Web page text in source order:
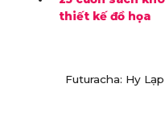
thiết kế đồ họa
Futuracha: Hy